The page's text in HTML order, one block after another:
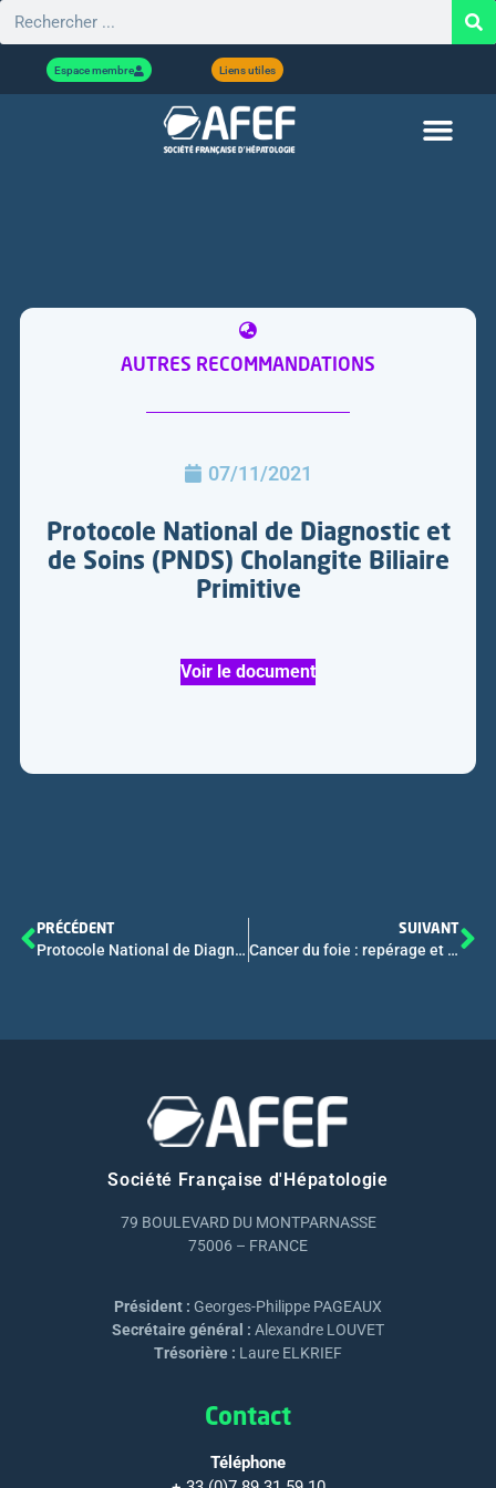
Espace membre Liens utiles
AUTRES RECOMMANDATIONS
07/11/2021
Protocole National de Diagnostic et
de Soins (PNDS) Cholangite Biliaire
Primitive
Voir le document
PRÉCÉDENT
Protocole National de Diagnostic et de Soins (PNDS) Hépatite Auto-Immune
SUIVANT
Cancer du foie : repérage et suivi des patients à risque en médecine générale – Fiche INCa
Société Française d'Hépatologie
79 BOULEVARD DU MONTPARNASSE
75006 – FRANCE
Président : Georges-Philippe PAGEAUX
Secrétaire général : Alexandre LOUVET
Trésorière : Laure ELKRIEF
Contact
Téléphone